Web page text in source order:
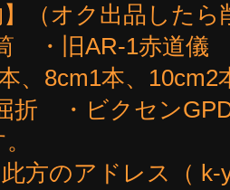
】（オク出品した
・旧AR-1赤道
、8cm1本、10cm2
屈折 ・ビクセン
方のアドレス（ k-